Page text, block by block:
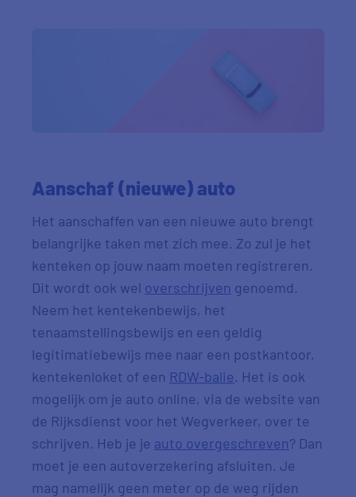
Aanschaf (nieuwe) auto
Het aanschaffen van een nieuwe auto brengt
belangrijke taken met zich mee. Zo zul je het
kenteken op jouw naam moeten registreren.
Dit wordt ook wel overschrijven genoemd.
Neem het kentekenbewijs, het
tenaamstellingsbewijs en een geldig
legitimatiebewijs mee naar een postkantoor,
kentekenloket of een RDW-balie. Het is ook
mogelijk om je auto online, via de website van
de Rijksdienst voor het Wegverkeer, over te
schrijven. Heb je je auto overgeschreven? Dan
moet je een autoverzekering afsluiten. Je
mag namelijk geen meter op de weg rijden